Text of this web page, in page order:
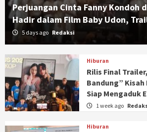
Perjuangan Cinta Fanny Kondoh
Hadir dalam Film Baby Udon,
5 days ago Redaksi
Hiburan
Rilis Final
Bandung”
Siap Mengaduk
1 week ago
Hiburan